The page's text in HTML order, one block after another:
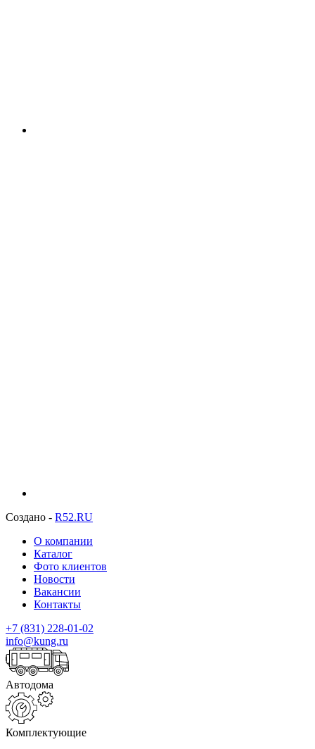
Создано - R52.RU
О компании
Каталог
Фото клиентов
Новости
Вакансии
Контакты
+7 (831) 228-01-02
info@kung.ru
Автодома
Комплектующие